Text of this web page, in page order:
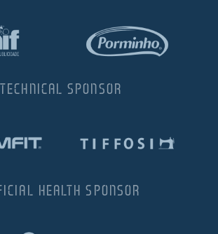
TECHNICAL SPONSOR
HEALTH SPONSOR